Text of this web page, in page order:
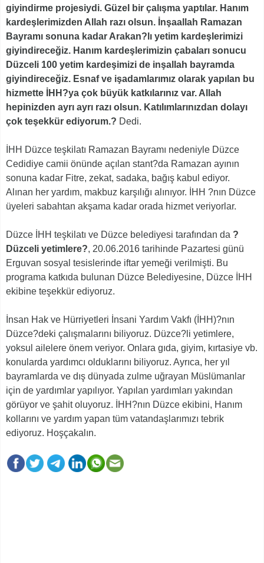
giyindirme projesiydi. Güzel bir çalışma yaptılar. Hanım
kardeşlerimizden Allah razı olsun. İnşaallah Ramazan
Bayramı sonuna kadar Arakan?lı yetim kardeşlerimizi
giyindireceğiz. Hanım kardeşlerimizin çabaları sonucu
Düzceli 100 yetim kardeşimizi de inşallah bayramda
giyindireceğiz. Esnaf ve işadamlarımız olarak yapılan bu
hizmette İHH?ya çok büyük katkılarınız var. Allah
hepinizden ayrı ayrı razı olsun. Katılımlarınızdan dolayı
çok teşekkür ediyorum.? Dedi.
İHH Düzce teşkilatı Ramazan Bayramı nedeniyle Düzce
Cedidiye camii önünde açılan stant?da Ramazan ayının
sonuna kadar Fitre, zekat, sadaka, bağış kabul ediyor.
Alınan her yardım, makbuz karşılığı alınıyor. İHH ?nın Düzce
üyeleri sabahtan akşama kadar orada hizmet veriyorlar.
Düzce İHH teşkilatı ve Düzce belediyesi tarafından da ?
Düzceli yetimlere?, 20.06.2016 tarihinde Pazartesi günü
Erguvan sosyal tesislerinde iftar yemeği verilmişti. Bu
programa katkıda bulunan Düzce Belediyesine, Düzce İHH
ekibine teşekkür ediyoruz.
İnsan Hak ve Hürriyetleri İnsani Yardım Vakfı (İHH)?nın
Düzce?deki çalışmalarını biliyoruz. Düzce?li yetimlere,
yoksul ailelere önem veriyor. Onlara gıda, giyim, kırtasiye vb.
konularda yardımcı olduklarını biliyoruz. Ayrıca, her yıl
bayramlarda ve dış dünyada zulme uğrayan Müslümanlar
için de yardımlar yapılıyor. Yapılan yardımları yakından
görüyor ve şahit oluyoruz. İHH?nın Düzce ekibini, Hanım
kollarını ve yardım yapan tüm vatandaşlarımızı tebrik
ediyoruz. Hoşçakalın.